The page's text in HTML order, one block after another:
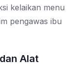
kelaikan menu
pengawas ibu
Alat